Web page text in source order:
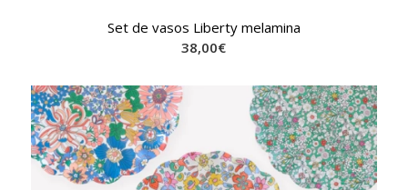
Set de vasos Liberty melamina
38,00€